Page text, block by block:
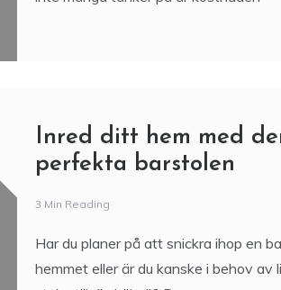
Inred ditt hem med den
perfekta barstolen
3 Min Reading